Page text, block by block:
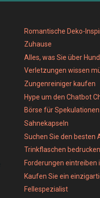
Romantische Deko-
Zuhause
Alles, was Sie über
Verletzungen wissen
Zungenreiniger kaufen
Hype um den Chatbot
Börse für Spekulationen
Sahnekapseln
Suchen Sie den besten
Trinkflaschen
Forderungen eintreiben
Kaufen Sie ein
Fellespezialist